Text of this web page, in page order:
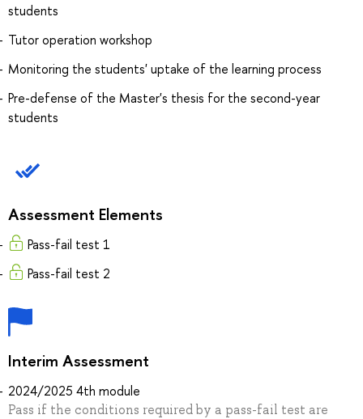
students
Tutor operation workshop
Monitoring the students' uptake of the learning process
Pre-defense of the Master's thesis for the second-year
students
Assessment Elements
Pass-fail test 1
Pass-fail test 2
Interim Assessment
2024/2025 4th module
Pass if the conditions required by a pass-fail test are